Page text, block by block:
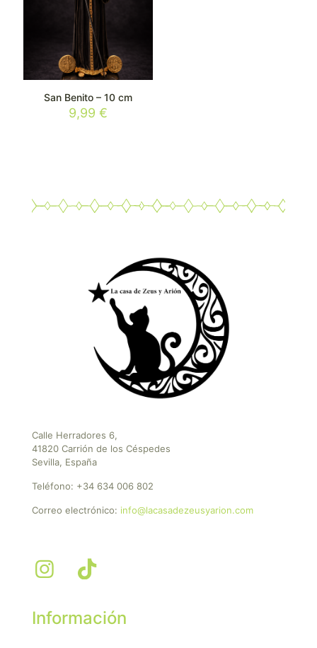
San Benito – 10 cm
9,99€
Calle Herradores 6,
41820 Carrión de los Céspedes
Sevilla, España
Teléfono: +34 634 006 802
Correo electrónico: info@lacasadezeusyarion.com
Información